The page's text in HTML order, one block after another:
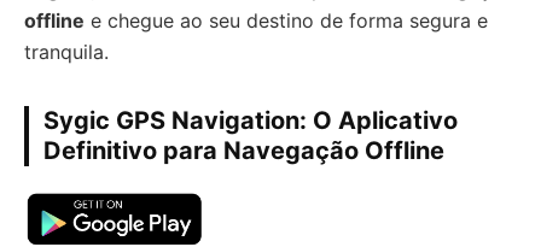
offline e chegue ao seu destino de forma segura e
tranquila.
Sygic GPS Navigation: O Aplicativo
Definitivo para Navegação Offline